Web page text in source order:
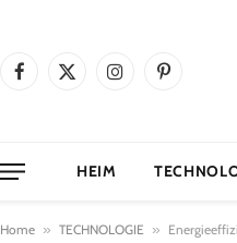
Facebook
X
InstagramPinterest
HEIM
Home » TECHNOLOGIE »